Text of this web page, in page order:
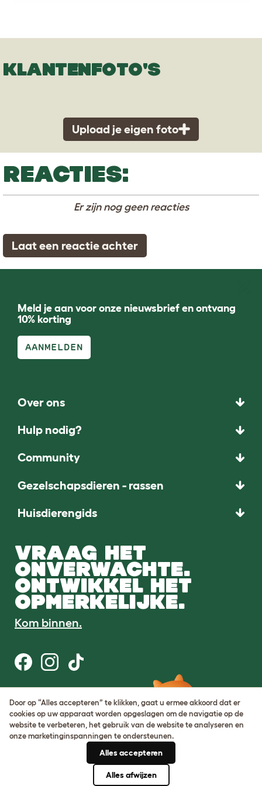
KLANTENFOTO'S
Upload je eigen foto
REACTIES:
Er zijn nog geen reacties
Laat een reactie achter
Meld je aan voor onze nieuwsbrief en ontvang
10% korting
AANMELDEN
Over ons
Hulp nodig?
Community
Gezelschapsdieren - rassen
Huisdierengids
VRAAG HET
ONVERWACHTE.
ONTWIKKEL HET
OPMERKELIJKE.
Kom binnen.
Gebruiksvoorwaarden
Cookie & privacybeleid
Cookie Settings
Sitemap
BTW-nummer: DE317631106
Door op “Alles accepteren” te klikken, gaat u ermee akkoord dat er
cookies op uw apparaat worden opgeslagen om de navigatie op de
website te verbeteren, het gebruik van de website te analyseren en
onze marketinginspanningen te ondersteunen.
Alles accepteren
Alles afwijzen